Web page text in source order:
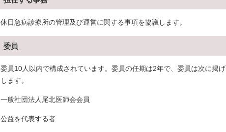
休日急病診療所の管理及び運営に関する事項を協議します。
委員
委員10人以内で構成されています。委員の任期は2年で、委員は次に掲
します。
一般社団法人尾北医師会会員
公益を代表する者